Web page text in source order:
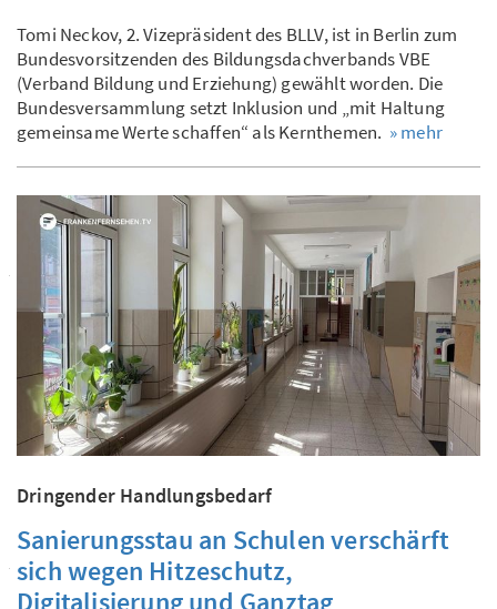
Tomi Neckov, 2. Vizepräsident des BLLV, ist in Berlin zum
Bundesvorsitzenden des Bildungsdachverbands VBE
(Verband Bildung und Erziehung) gewählt worden. Die
Bundesversammlung setzt Inklusion und „mit Haltung
gemeinsame Werte schaffen“ als Kernthemen. » mehr
Dringender Handlungsbedarf
Sanierungsstau an Schulen verschärft
sich wegen Hitzeschutz,
Digitalisierung und Ganztag